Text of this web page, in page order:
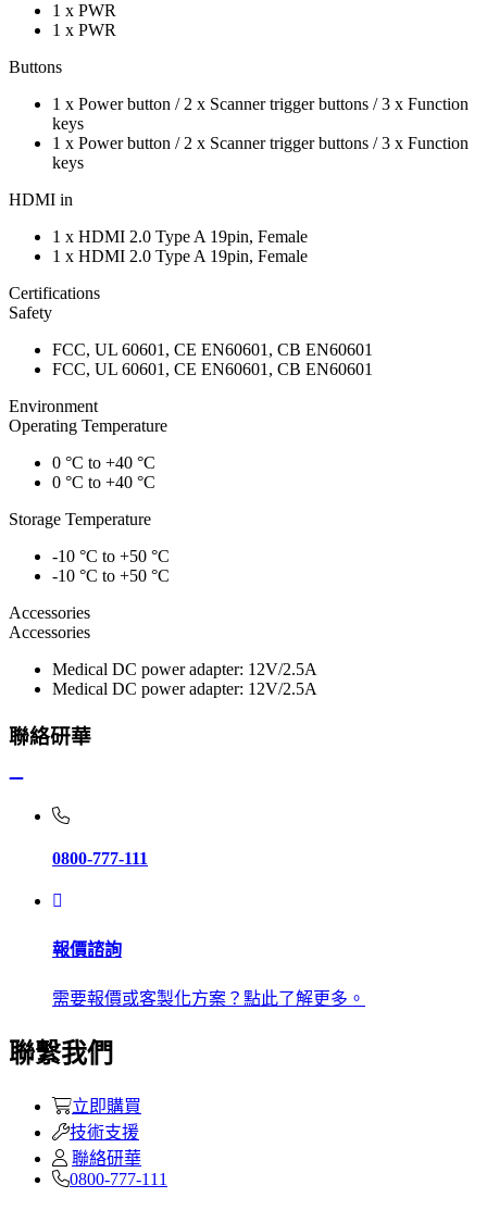
1 x PWR
1 x PWR
Buttons
1 x Power button / 2 x Scanner trigger buttons / 3 x Function
keys
1 x Power button / 2 x Scanner trigger buttons / 3 x Function
keys
HDMI in
1 x HDMI 2.0 Type A 19pin, Female
1 x HDMI 2.0 Type A 19pin, Female
Certifications
Safety
FCC, UL 60601, CE EN60601, CB EN60601
FCC, UL 60601, CE EN60601, CB EN60601
Environment
Operating Temperature
0 °C to +40 °C
0 °C to +40 °C
Storage Temperature
-10 °C to +50 °C
-10 °C to +50 °C
Accessories
Accessories
Medical DC power adapter: 12V/2.5A
Medical DC power adapter: 12V/2.5A
聯絡研華
0800-777-111
報價諮詢
需要報價或客製化方案？點此了解更多。
聯繫我們
立即購買
技術支援
聯絡研華
0800-777-111